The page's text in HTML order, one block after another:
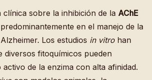
clínica sobre la inhibición de la AChE
en el manejo de la
Los estudios in vitro han
diversos fitoquímicos pueden
activo de la enzima con alta afinidad.